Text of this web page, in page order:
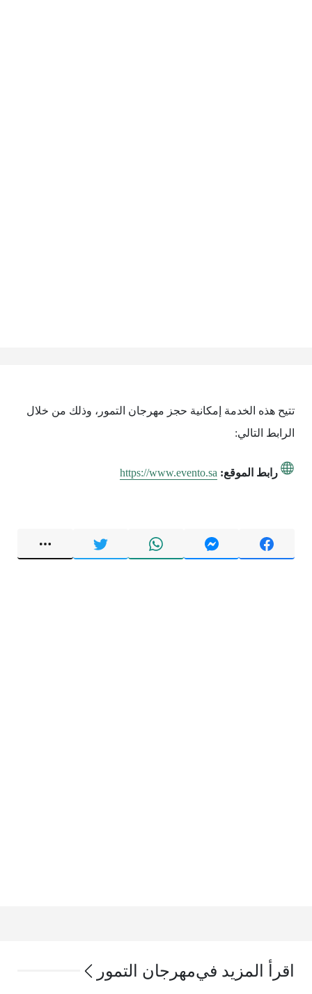
تتيح هذه الخدمة إمكانية حجز مهرجان التمور، وذلك من خلال
الرابط التالي:
رابط الموقع: https://www.evento.sa
اقرأ المزيد فيمهرجان التمور